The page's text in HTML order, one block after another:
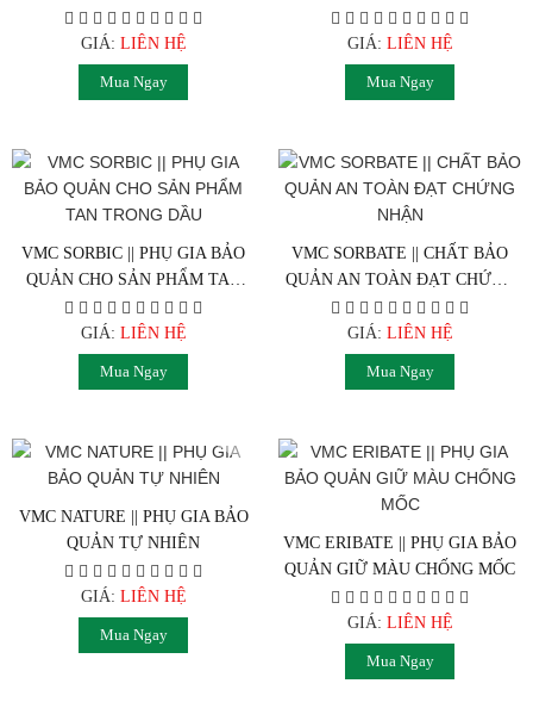
GIÁ: LIÊN HỆ
Mua Ngay
GIÁ: LIÊN HỆ
Mua Ngay
VMC SORBIC || PHỤ GIA BẢO
QUẢN CHO SẢN PHẨM TAN
TRONG DẦU
GIÁ: LIÊN HỆ
Mua Ngay
VMC SORBATE || CHẤT BẢO
QUẢN AN TOÀN ĐẠT CHỨNG
NHẬN
GIÁ: LIÊN HỆ
Mua Ngay
VMC NATURE || PHỤ GIA BẢO
QUẢN TỰ NHIÊN
GIÁ: LIÊN HỆ
Mua Ngay
VMC ERIBATE || PHỤ GIA BẢO
QUẢN GIỮ MÀU CHỐNG MỐC
GIÁ: LIÊN HỆ
Mua Ngay